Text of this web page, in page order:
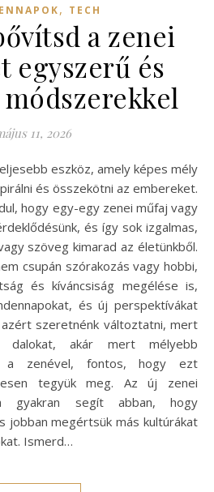
, TECH
a zenei
egyszerű és
11, 2026
és összekötni az embereket.
hogy egy-egy zenei műfaj vagy
és így sok izgalmas,
szöveg kimarad az életünkből.
csupán szórakozás vagy hobbi,
és kíváncsiság megélése is,
és új perspektívákat
szeretnénk változtatni, mert
dalokat, akár mert mélyebb
a zenével, fontos, hogy ezt
tegyük meg. Az új zenei
gyakran segít abban, hogy
jobban megértsük más kultúrákat
Ismerd…